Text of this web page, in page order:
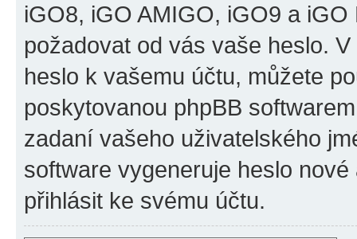
iGO8, iGO AMIGO, iGO9 a
požadovat od vás vaše heslo.
heslo k vašemu účtu, můžete
poskytovanou phpBB
zadaní vašeho uživatelského
software vygeneruje heslo
přihlásit ke svému účtu.